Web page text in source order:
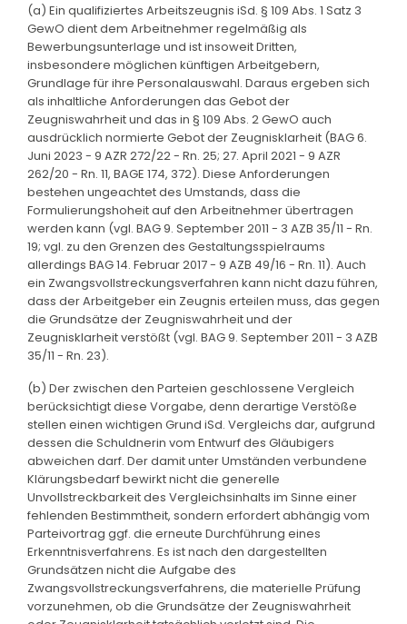
(a) Ein qualifiziertes Arbeitszeugnis iSd. § 109 Abs. 1 Satz 3
GewO dient dem Arbeitnehmer regelmäßig als
Bewerbungsunterlage und ist insoweit Dritten,
insbesondere möglichen künftigen Arbeitgebern,
Grundlage für ihre Personalauswahl. Daraus ergeben sich
als inhaltliche Anforderungen das Gebot der
Zeugniswahrheit und das in § 109 Abs. 2 GewO auch
ausdrücklich normierte Gebot der Zeugnisklarheit (BAG 6.
Juni 2023 - 9 AZR 272/22 - Rn. 25; 27. April 2021 - 9 AZR
262/20 - Rn. 11, BAGE 174, 372). Diese Anforderungen
bestehen ungeachtet des Umstands, dass die
Formulierungshoheit auf den Arbeitnehmer übertragen
werden kann (vgl. BAG 9. September 2011 - 3 AZB 35/11 - Rn.
19; vgl. zu den Grenzen des Gestaltungsspielraums
allerdings BAG 14. Februar 2017 - 9 AZB 49/16 - Rn. 11). Auch
ein Zwangsvollstreckungsverfahren kann nicht dazu führen,
dass der Arbeitgeber ein Zeugnis erteilen muss, das gegen
die Grundsätze der Zeugniswahrheit und der
Zeugnisklarheit verstößt (vgl. BAG 9. September 2011 - 3 AZB
35/11 - Rn. 23).
(b) Der zwischen den Parteien geschlossene Vergleich
berücksichtigt diese Vorgabe, denn derartige Verstöße
stellen einen wichtigen Grund iSd. Vergleichs dar, aufgrund
dessen die Schuldnerin vom Entwurf des Gläubigers
abweichen darf. Der damit unter Umständen verbundene
Klärungsbedarf bewirkt nicht die generelle
Unvollstreckbarkeit des Vergleichsinhalts im Sinne einer
fehlenden Bestimmtheit, sondern erfordert abhängig vom
Parteivortrag ggf. die erneute Durchführung eines
Erkenntnisverfahrens. Es ist nach den dargestellten
Grundsätzen nicht die Aufgabe des
Zwangsvollstreckungsverfahrens, die materielle Prüfung
vorzunehmen, ob die Grundsätze der Zeugniswahrheit